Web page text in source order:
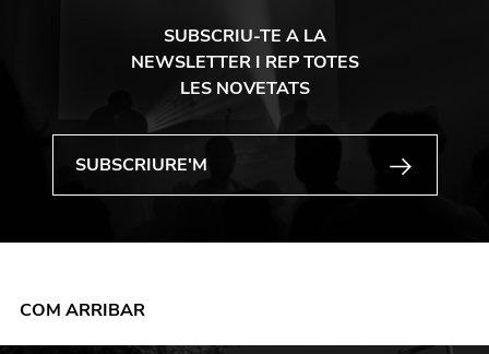
SUBSCRIU-TE A LA
NEWSLETTER I REP TOTES
LES NOVETATS
COM ARRIBAR